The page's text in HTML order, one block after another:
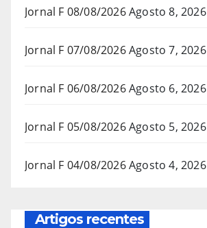
Jornal F 08/08/2026Agosto 8, 2026
Jornal F 07/08/2026Agosto 7, 2026
Jornal F 06/08/2026Agosto 6, 2026
Jornal F 05/08/2026Agosto 5, 2026
Jornal F 04/08/2026Agosto 4, 2026
Artigos recentes